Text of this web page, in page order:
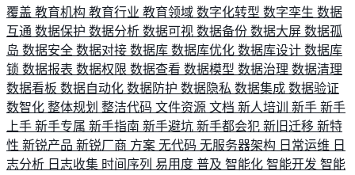
覆盖 教育机构 教育行业 教育领域 数字化转型 数字孪生 数据
互通 数据保护 数据分析 数据可视 数据备份 数据大屏 数据孤
岛 数据安全 数据对接 数据库 数据库优化 数据库设计 数据库
锁 数据报表 数据权限 数据查看 数据模型 数据治理 数据清理
数据看板 数据自动化 数据防护 数据隐私 数据集成 数据验证
数智化 整体规划 整洁代码 文件资源 文档 新人培训 新手 新手
上手 新手专属 新手指南 新手避坑 新手都会犯 新旧迁移 新特
性 新锐产品 新锐厂商 方案 无代码 无服务器架构 日常运维 日
志分析 日志收集 时间序列 易用度 普及 智能化 智能开发 智能